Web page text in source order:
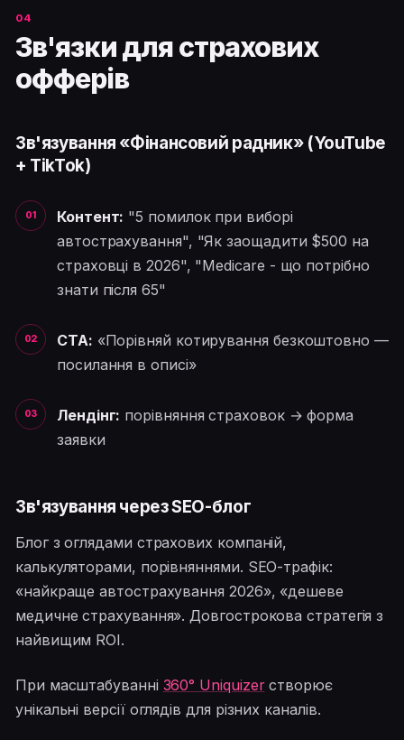
Зв'язки для страхових
офферів
Зв'язування «Фінансовий радник» (YouTube
+ TikTok)
Контент: "5 помилок при виборі
автострахування", "Як заощадити $500 на
страховці в 2026", "Medicare - що потрібно
знати після 65"
CTA: «Порівняй котирування безкоштовно —
посилання в описі»
Лендінг: порівняння страховок → форма
заявки
Зв'язування через SEO-блог
Блог з оглядами страхових компаній,
калькуляторами, порівняннями. SEO-трафік:
«найкраще автострахування 2026», «дешеве
медичне страхування». Довгострокова стратегія з
найвищим ROI.
При масштабуванні 360° Uniquizerстворює
унікальні версії оглядів для різних каналів.